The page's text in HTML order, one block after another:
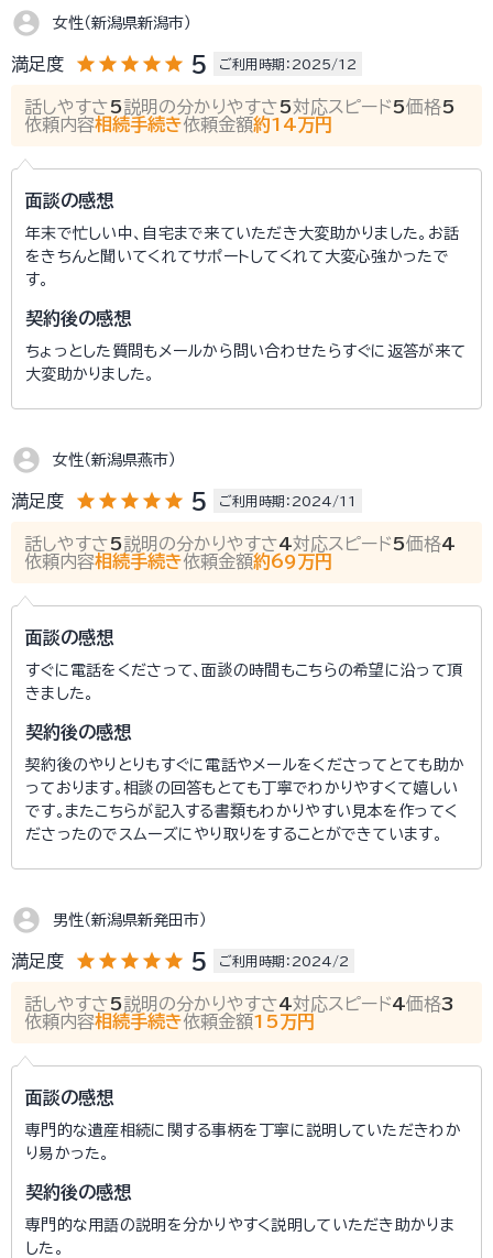
account_circle 女性（新潟県新潟市）
満足度 star star star star star 5 ご利用時期：2025/12
話しやすさ5説明の分かりやすさ5対応スピード5価格5
依頼内容相続手続き依頼金額約14万円
面談の感想
年末で忙しい中、自宅まで来ていただき大変助かりました。お話
をきちんと聞いてくれてサポートしてくれて大変心強かったで
す。
契約後の感想
ちょっとした質問もメールから問い合わせたらすぐに返答が来て
大変助かりました。
account_circle 女性（新潟県燕市）
満足度 star star star star star 5 ご利用時期：2024/11
話しやすさ5説明の分かりやすさ4対応スピード5価格4
依頼内容相続手続き依頼金額約69万円
面談の感想
すぐに電話をくださって、面談の時間もこちらの希望に沿って頂
きました。
契約後の感想
契約後のやりとりもすぐに電話やメールをくださってとても助か
っております。相談の回答もとても丁寧でわかりやすくて嬉しい
です。またこちらが記入する書類もわかりやすい見本を作ってく
ださったのでスムーズにやり取りをすることができています。
account_circle 男性（新潟県新発田市）
満足度 star star star star star 5 ご利用時期：2024/2
話しやすさ5説明の分かりやすさ4対応スピード4価格3
依頼内容相続手続き依頼金額15万円
面談の感想
専門的な遺産相続に関する事柄を丁寧に説明していただきわか
り易かった。
契約後の感想
専門的な用語の説明を分かりやすく説明していただき助かりま
した。